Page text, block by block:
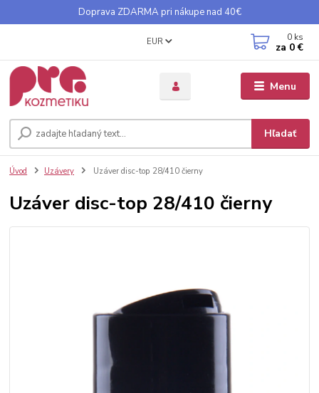
Doprava ZDARMA pri nákupe nad 40€
Menu
EUR
Hľadať
0 ks
za 0 €
Úvod Uzávery Uzáver disc-top 28/410 čierny
Uzáver disc-top 28/410 čierny